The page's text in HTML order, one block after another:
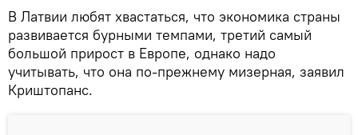
В Латвии любят хвастаться, что экономика страны
развивается бурными темпами, третий самый
большой прирост в Европе, однако надо
учитывать, что она по-прежнему мизерная, заявил
Криштопанс.